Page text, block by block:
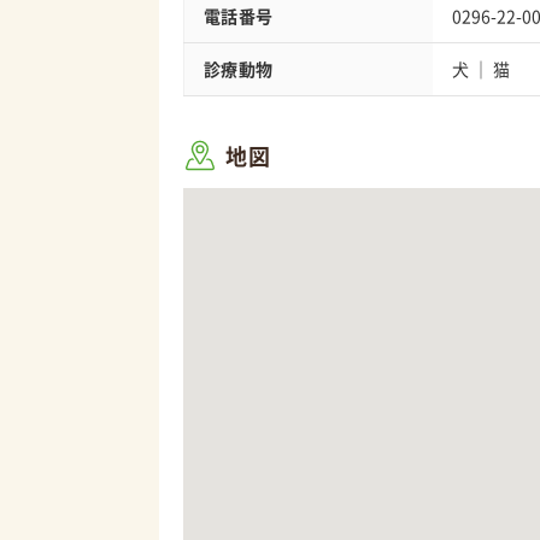
電話番号 0296-22-
診療動物 犬 猫
地図